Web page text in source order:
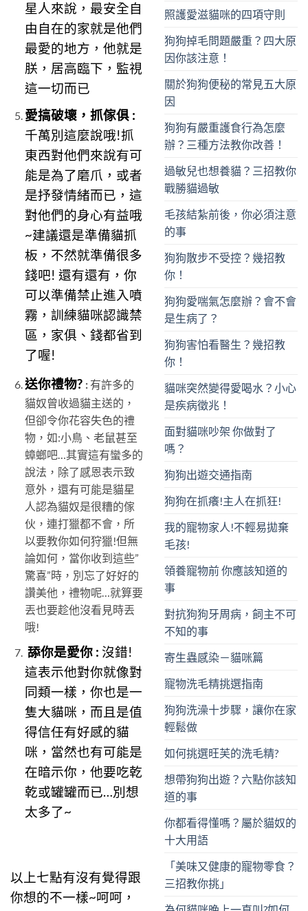
星人來說，最安全自
由自在的家就是他們
最愛的地方，他就是
朕，居高臨下，監視
這一切而已
愛搞破壞，抓傢俱 :
千萬別這麼說哦!抓
東西對他們來說有可
能是為了磨爪，或者
是抒發情緒而已，這
對他們的身心有益哦
~建議還是準備貓抓
板，不然就準備很多
錢吧! 還有還有，你
可以準備禁止進入噴
霧，訓練貓咪認識禁
區，家俱、錢都省到
了喔!
送你禮物? :有許多的
貓奴曾收過貓主送的，
但卻令你花容失色的禮
物，如:小鳥、老鼠甚至
蟑螂吧…其實這有蠻多的
說法，除了感恩表示致
意外，還有可能是貓星
人認為貓奴是很糟的傢
伙，連打獵都不會，所
以要教你如何狩獵!但無
論如何，當你收到這些”
驚喜”時，別忘了好好的
讚美他，禮物呢…就算要
丟也要趁他沒看見時丟
哦!
舔你是愛你 : 沒錯!
這表示他對你就像對
同類一樣，你也是一
隻大貓咪，而且是值
得信任有好感的貓
咪，當然也有可能是
在暗示你，他要吃乾
乾或罐罐而已…別想
太多了~
以上七點有沒有覺得跟
你想的不一樣~呵呵，
照護愛滋貓咪的四項守則
狗狗掉毛問題嚴重？四大原
因你該注意！
關於狗狗便秘的常見五大原
因
狗狗有嚴重護食行為怎麼
辦？三種方法教你改善！
過敏兒也想養貓？三招教你
戰勝貓過敏
毛孩結紮前後，你必須注意
的事
狗狗散步不受控？幾招教
你！
狗狗愛喘氣怎麼辦？會不會
是生病了？
狗狗害怕看醫生？幾招教
你！
貓咪突然變得愛喝水？小心
是疾病徵兆！
面對貓咪吵架 你做對了
嗎？
狗狗出遊交通指南
狗狗在抓癢!主人在抓狂!
我的寵物家人!不輕易拋棄
毛孩!
領養寵物前 你應該知道的
事
對抗狗狗牙周病，飼主不可
不知的事
寄生蟲感染－貓咪篇
寵物洗毛精挑選指南
狗狗洗澡十步驟，讓你在家
輕鬆做
如何挑選旺芙的洗毛精?
想帶狗狗出遊？六點你該知
道的事
你都看得懂嗎？屬於貓奴的
十大用語
「美味又健康的寵物零食？
三招教你挑」